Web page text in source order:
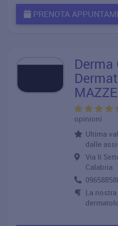
PRENOTA
opinioni
Ultima
dalle
Via Ii
Calabria
La